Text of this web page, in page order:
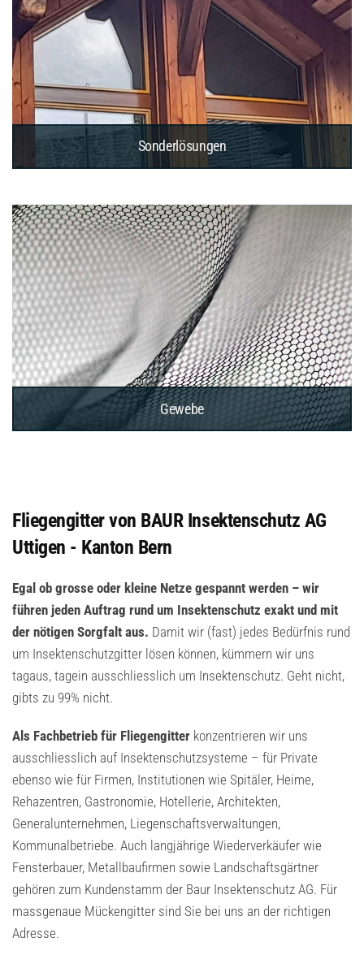
Sonderlösungen
Gewebe
Fliegengitter von BAUR Insektenschutz AG
Uttigen - Kanton Bern
Egal ob grosse oder kleine Netze gespannt werden – wir
führen jeden Auftrag rund um Insektenschutz exakt und mit
der nötigen Sorgfalt aus. Damit wir (fast) jedes Bedürfnis rund
um Insektenschutzgitter lösen können, kümmern wir uns
tagaus, tagein ausschliesslich um Insektenschutz. Geht nicht,
gibts zu 99% nicht.
Als Fachbetrieb für Fliegengitter konzentrieren wir uns
ausschliesslich auf Insektenschutzsysteme – für Private
ebenso wie für Firmen, Institutionen wie Spitäler, Heime,
Rehazentren, Gastronomie, Hotellerie, Architekten,
Generalunternehmen, Liegenschaftsverwaltungen,
Kommunalbetriebe. Auch langjährige Wiederverkäufer wie
Fensterbauer, Metallbaufirmen sowie Landschaftsgärtner
gehören zum Kundenstamm der Baur Insektenschutz AG. Für
massgenaue Mückengitter sind Sie bei uns an der richtigen
Adresse.